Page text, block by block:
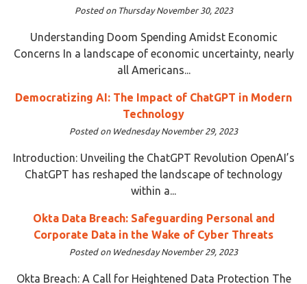
Posted on Thursday November 30, 2023
Understanding Doom Spending Amidst Economic
Concerns In a landscape of economic uncertainty, nearly
all Americans...
Democratizing AI: The Impact of ChatGPT in Modern
Technology
Posted on Wednesday November 29, 2023
Introduction: Unveiling the ChatGPT Revolution OpenAI’s
ChatGPT has reshaped the landscape of technology
within a...
Okta Data Breach: Safeguarding Personal and
Corporate Data in the Wake of Cyber Threats
Posted on Wednesday November 29, 2023
Okta Breach: A Call for Heightened Data Protection The